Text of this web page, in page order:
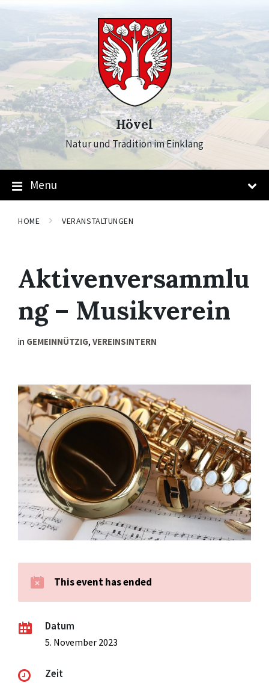
navigation
Hövel
Natur und Tradition im Einklang
Menu
HOME VERANSTALTUNGEN
Aktivenversammlu
ng – Musikverein
in GEMEINNÜTZIG, VEREINSINTERN
This event has ended
Datum
5. November 2023
Zeit